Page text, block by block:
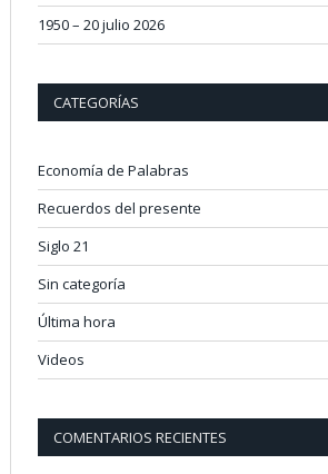
1950 – 20 julio 2026
CATEGORÍAS
Economía de Palabras
Recuerdos del presente
Siglo 21
Sin categoría
Última hora
Videos
COMENTARIOS RECIENTES